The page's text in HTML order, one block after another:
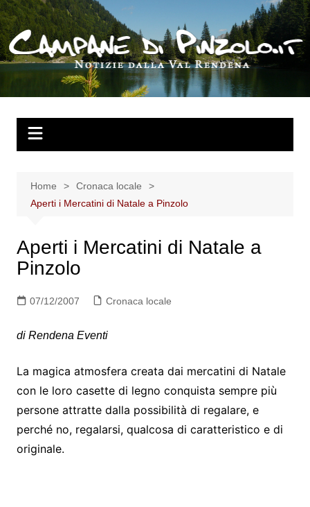
Salta
al
contenuto
Home
Cronaca locale
Aperti i Mercatini di Natale a Pinzolo
Aperti i Mercatini di Natale a
Pinzolo
07/12/2007 Cronaca locale
di Rendena Eventi
La magica atmosfera creata dai mercatini di Natale
con le loro casette di legno conquista sempre più
persone attratte dalla possibilità di regalare, e
perché no, regalarsi, qualcosa di caratteristico e di
originale.